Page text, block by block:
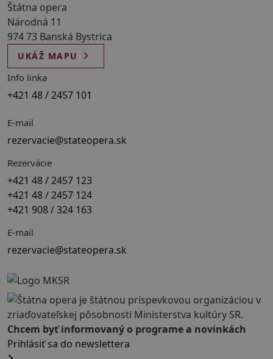
Štátna opera
Národná 11
974 73 Banská Bystrica
UKÁŽ MAPU
Info linka
+421 48 / 2457 101
E-mail
rezervacie@stateopera.sk
Rezervácie
+421 48 / 2457 123
+421 48 / 2457 124
+421 908 / 324 163
E-mail
rezervacie@stateopera.sk
Chcem byť informovaný o programe a novinkách
Prihlásiť sa do newslettera